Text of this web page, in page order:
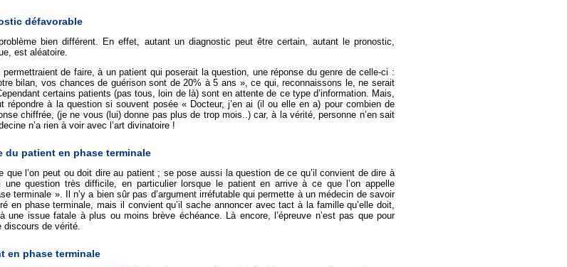
défavorable
bien différent. En effet, autant un diagnostic peut être certain, autant le pronostic,
est aléatoire.
de faire, à un patient qui poserait la question, une réponse du genre de celle-ci :
bilan, vos chances de guérison sont de 20% à 5 ans », ce qui, reconnaissons le, ne serait
certains patients (pas tous, loin de là) sont en attente de ce type d’information. Mais,
répondre à la question si souvent posée « Docteur, j’en ai (il ou elle en a) pour combien de
chiffrée, (je ne vous (lui) donne pas plus de trop mois..) car, à la vérité, personne n’en sait
n’a rien à voir avec l’art divinatoire !
du patient en phase terminale
que l’on peut ou doit dire au patient ; se pose aussi la question de ce qu’il convient de dire à
une question très difficile, en particulier lorsque le patient en arrive à ce que l’on appelle
terminale ». Il n’y a bien sûr pas d’argument irréfutable qui permette à un médecin de savoir
en phase terminale, mais il convient qu’il sache annoncer avec tact à la famille qu’elle doit,
une issue fatale à plus ou moins brève échéance. Là encore, l’épreuve n’est pas que pour
de vérité.
en phase terminale